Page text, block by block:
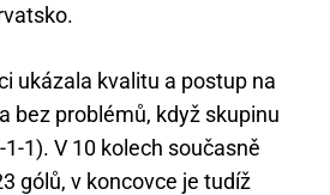
ukázala kvalitu a postup na
bez problémů, když skupinu
1). V 10 kolech současně
gólů, v koncovce je tudíž